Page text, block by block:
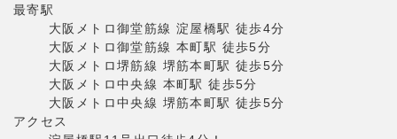
最寄駅
大阪メトロ御堂筋線 淀屋橋駅 徒歩4分
大阪メトロ御堂筋線 本町駅 徒歩5分
大阪メトロ堺筋線 堺筋本町駅 徒歩5分
大阪メトロ中央線 本町駅 徒歩5分
大阪メトロ中央線 堺筋本町駅 徒歩5分
アクセス